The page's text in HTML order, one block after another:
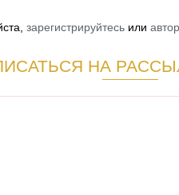
зарегистрируйтесь или
НА